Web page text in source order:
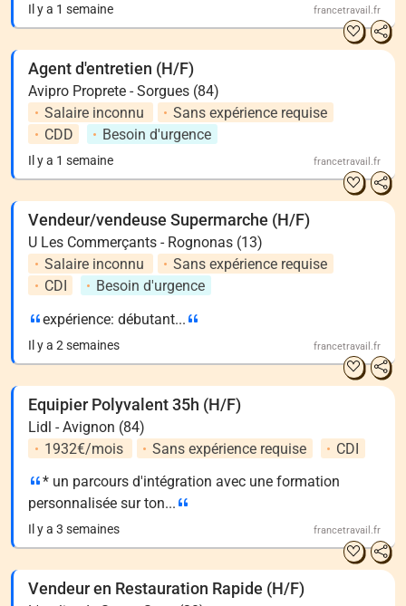
Il y a 1 semaine francetravail.fr
Agent d'entretien (H/F)
Avipro Proprete - Sorgues (84)
Salaire inconnu
Sans expérience requise
CDD
Besoin d'urgence
Il y a 1 semaine francetravail.fr
Vendeur/vendeuse Supermarche (H/F)
U Les Commerçants - Rognonas (13)
Salaire inconnu
Sans expérience requise
CDI
Besoin d'urgence
expérience: débutant...
Il y a 2 semaines francetravail.fr
Equipier Polyvalent 35h (H/F)
Lidl - Avignon (84)
1932€/mois
Sans expérience requise
CDI
* un parcours d'intégration avec une formation
personnalisée sur ton...
Il y a 3 semaines francetravail.fr
Vendeur en Restauration Rapide (H/F)